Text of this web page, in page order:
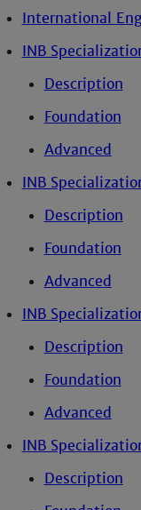
International
INB
Description
Foundation
Advanced
INB
Description
Foundation
Advanced
INB
Description
Foundation
Advanced
INB
Description